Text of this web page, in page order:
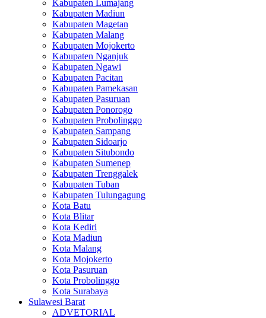
Kabupaten Lumajang
Kabupaten Madiun
Kabupaten Magetan
Kabupaten Malang
Kabupaten Mojokerto
Kabupaten Nganjuk
Kabupaten Ngawi
Kabupaten Pacitan
Kabupaten Pamekasan
Kabupaten Pasuruan
Kabupaten Ponorogo
Kabupaten Probolinggo
Kabupaten Sampang
Kabupaten Sidoarjo
Kabupaten Situbondo
Kabupaten Sumenep
Kabupaten Trenggalek
Kabupaten Tuban
Kabupaten Tulungagung
Kota Batu
Kota Blitar
Kota Kediri
Kota Madiun
Kota Malang
Kota Mojokerto
Kota Pasuruan
Kota Probolinggo
Kota Surabaya
Sulawesi Barat
ADVETORIAL